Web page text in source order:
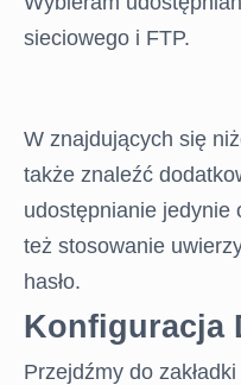
sieciowego i FTP.
W znajdujących się
także znaleźć
udostępnianie jedynie
też stosowanie
hasło.
Konfiguracja
Przejdźmy do zakładki